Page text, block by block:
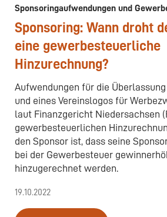
Sponsoringaufwendungen und
Sponsoring: Wann droht
eine gewerbesteuerliche
Hinzurechnung?
Aufwendungen für die
und eines Vereinslogos für
laut Finanzgericht Niedersachsen
gewerbesteuerlichen
den Sponsor ist, dass seine
bei der Gewerbesteuer
hinzugerechnet werden.
19.10.2022